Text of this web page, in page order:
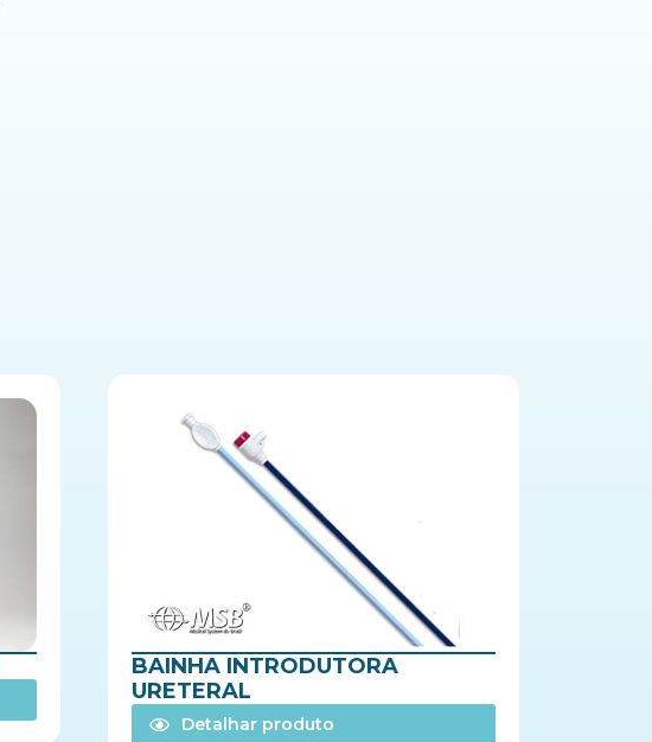
BAINHA INTRODUTORA
URETERAL
Detalhar produto